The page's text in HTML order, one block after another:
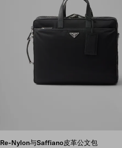
Re-Nylon与Saffiano皮革公文包